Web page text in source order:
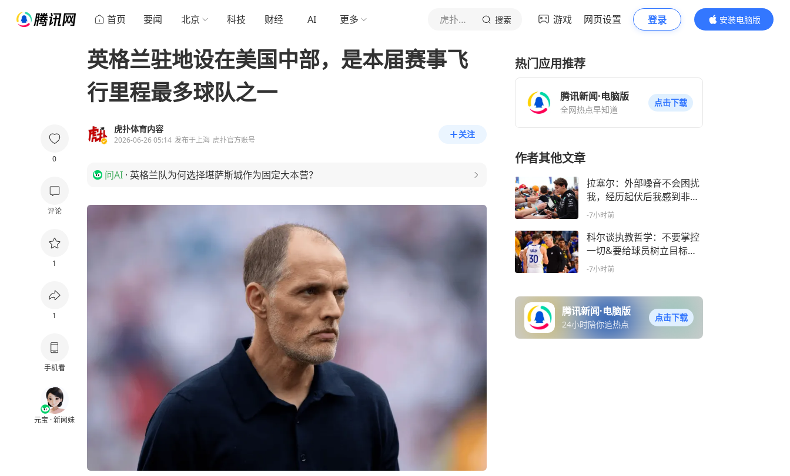
首页 要闻 北京 科技 财经 AI 更多 虎扑体育内容 搜索 游戏 网页设置 登录
安装电脑版
内容更精彩
0
评论
1
1
手机看
元宝 · 新闻妹
英格兰驻地设在美国中部，是本届赛事飞
行里程最多球队之一
虎扑体育内容
2026-06-26 05:14 发布于上海 虎扑官方账号
关注
问AI · 英格兰队为何选择堪萨斯城作为固定大本营？
热门应用推荐
腾讯新闻·电脑版
全网热点早知道
点击下载
作者其他文章
拉塞尔：外部噪音不会困扰
我，经历起伏后我感到非常
坚韧
-7小时前
科尔谈执教哲学：不要掌控
一切&要给球员树立目标并
充分信任
-7小时前
腾讯新闻·电脑版
24小时陪你追热点
点击下载